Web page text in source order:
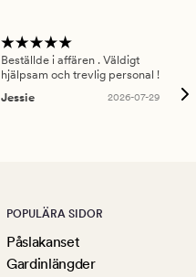
Beställde i affären . Väldigt
hjälpsam och trevlig personal !
Jessie
2026-07-29
POPULÄRA SIDOR
Påslakanset
Gardinlängder